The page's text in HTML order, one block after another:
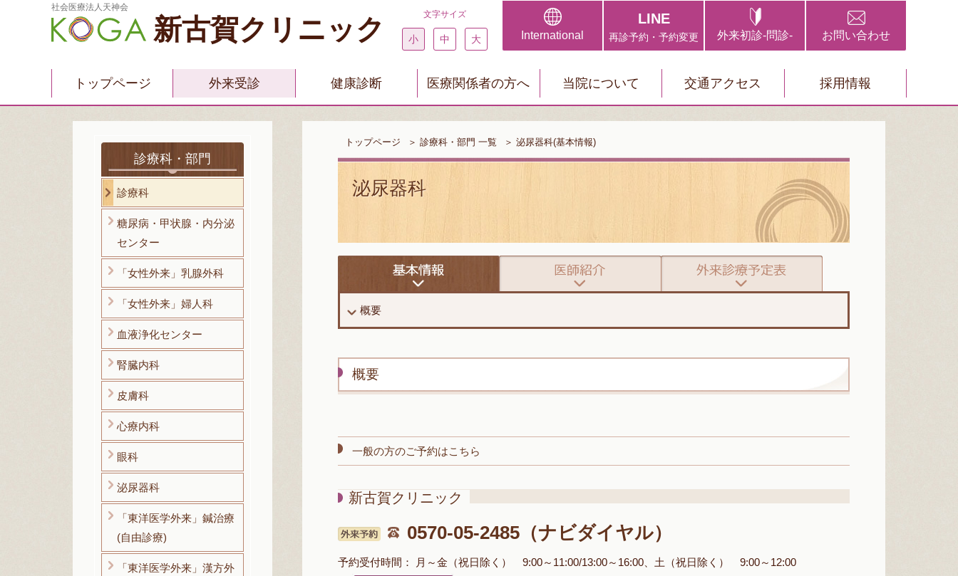
社会医療法人天神会
新古賀クリニック 文字サイズ
小 中 大 International
LINE
再診予約・予約変更 外来初診-問診- お問い合わせ
トップページ 外来受診 健康診断 医療関係者の方へ 当院について 交通アクセス 採用情報
診療科・部門
診療科
糖尿病・甲状腺・内分泌
センター
「女性外来」乳腺外科
「女性外来」婦人科
血液浄化センター
腎臓内科
皮膚科
心療内科
眼科
泌尿器科
「東洋医学外来」鍼治療
(自由診療)
「東洋医学外来」漢方外
トップページ ＞ 診療科・部門 一覧 ＞ 泌尿器科(基本情報)
泌尿器科
概要
概要
一般の方のご予約はこちら
新古賀クリニック
0570-05-2485（ナビダイヤル）
予約受付時間： 月～金（祝日除く） 9:00～11:00/13:00～16:00、土（祝日除く） 9:00～12:00